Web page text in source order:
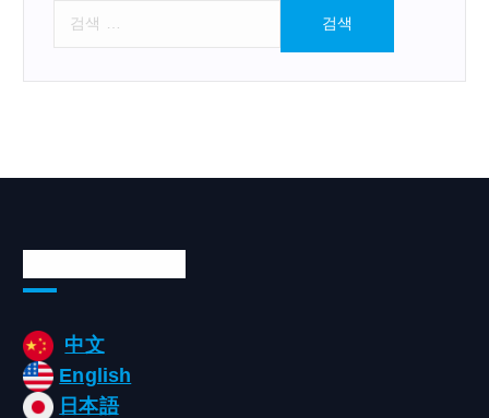
中文
English
日本語